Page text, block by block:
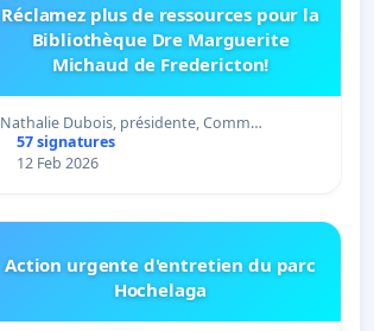
Réclamez plus de ressources pour la
Bibliothèque Dre Marguerite
Michaud de Fredericton!
Nathalie Dubois, présidente, Comm…
57 signatures
12 Feb 2026
Action urgente d'entretien du parc
Hochelaga